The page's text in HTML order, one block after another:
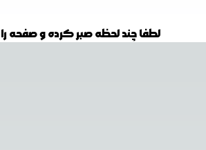
لطفا چند لحظه صبر کرده و صفحه